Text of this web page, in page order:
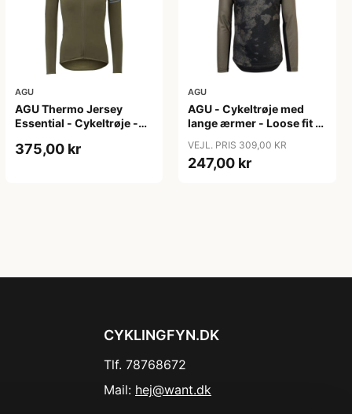
AGU
AGU Thermo Jersey
Essential - Cykeltrøje -
XXL
375,00 kr
AGU
AGU - Cykeltrøje med
lange ærmer - Loose fit -
VEJL. PRIS 309,00 KR
247,00 kr
CYKLINGFYN.DK
Tlf. 78768672
Mail: hej@want.dk